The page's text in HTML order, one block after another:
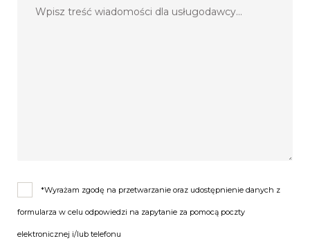
*Wyrażam zgodę na przetwarzanie oraz udostępnienie danych z
formularza w celu odpowiedzi na zapytanie za pomocą poczty
elektronicznej i/lub telefonu